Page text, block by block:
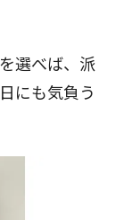
選べば、派
にも気負う